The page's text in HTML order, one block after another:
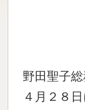
野田聖子
４月２８